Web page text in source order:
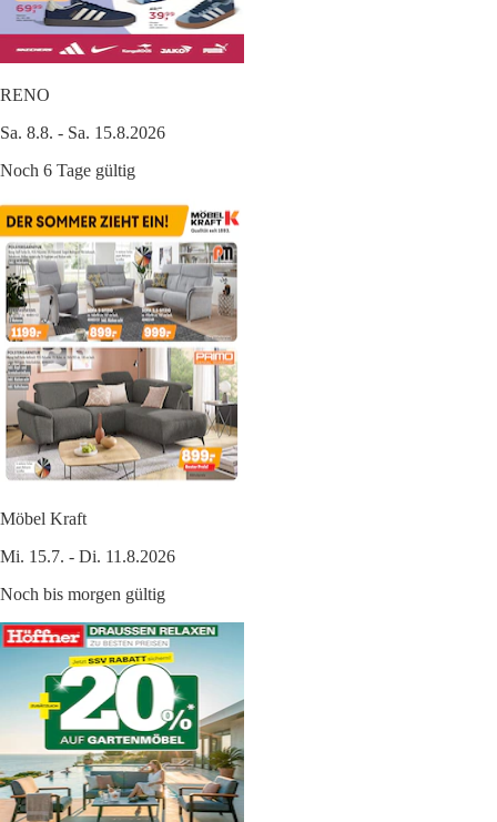
RENO
Sa. 8.8. - Sa. 15.8.2026
Noch 6 Tage gültig
Möbel Kraft
Mi. 15.7. - Di. 11.8.2026
Noch bis morgen gültig